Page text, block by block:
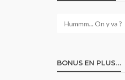
BONUS EN PLUS…